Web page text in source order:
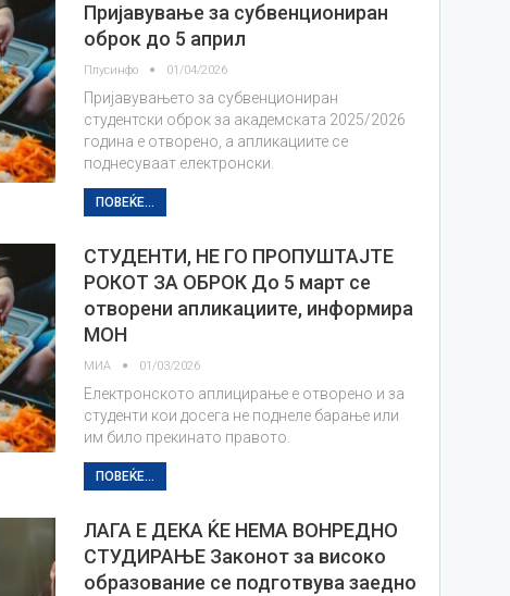
Пријавување за субвенциониран
оброк до 5 април
Плусинфо 01/04/2026
Пријавувањето за субвенциониран
студентски оброк за академската 2025/2026
година е отворено, а апликациите се
поднесуваат електронски.
ПОВЕЌЕ...
СТУДЕНТИ, НЕ ГО ПРОПУШТАЈТЕ
РОКОТ ЗА ОБРОК До 5 март се
отворени апликациите, информира
МОН
МИА 01/03/2026
Електронското аплицирање е отворено и за
студенти кои досега не поднеле барање или
им било прекинато правото.
ПОВЕЌЕ...
ЛАГА Е ДЕКА ЌЕ НЕМА ВОНРЕДНО
СТУДИРАЊЕ Законот за високо
образование се подготвува заедно